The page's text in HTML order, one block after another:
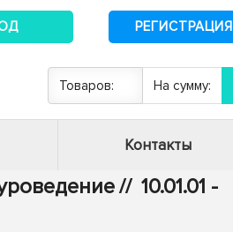
РЕГИСТРАЦИЯ
Товаров: На сумму:
Контакты
// 10.01.01 -